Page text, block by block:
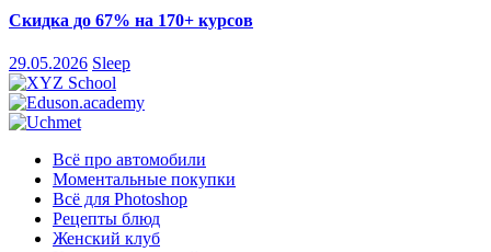
Скидка до 67% на 170+ курсов
29.05.2026 Sleep
Всё про автомобили
Моментальные покупки
Всё для Photoshop
Рецепты блюд
Женский клуб